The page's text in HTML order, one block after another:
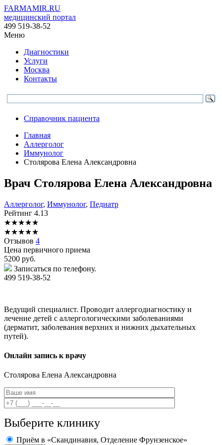
FARMAMIR.RU
медицинский портал
499 519-38-52
Меню
Диагностики
Услуги
Москва
Контакты
Справочник пациента
Главная
Аллерголог
Иммунолог
Столярова Елена Александровна
Врач Столярова Елена Александровна
Аллерголог, Иммунолог, Педиатр
Рейтинг 4.13
★★★★★
★★★★★
Отзывов 4
Цена первичного приема
5200 руб.
Записаться по телефону.
499 519-38-52
Ведущий специалист. Проводит аллергодиагностику и
лечение детей с аллергологическими заболеваниями
(дерматит, заболевания верхних и нижних дыхательных
путей).
Онлайн запись к врачу
Столярова Елена Александровна
Выберите клинику
Приём в «Скандинавия, Отделение Фрунзенское»